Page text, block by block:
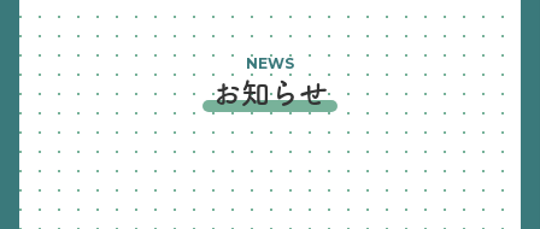
NEWS
お知らせ